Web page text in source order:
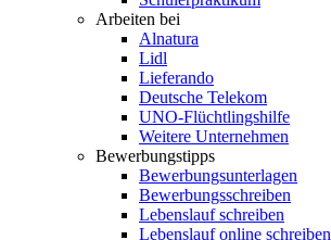
Arbeiten bei
Alnatura
Lidl
Lieferando
Deutsche Telekom
UNO-Flüchtlingshilfe
Weitere Unternehmen
Bewerbungstipps
Bewerbungsunterlagen
Bewerbungsschreiben
Lebenslauf schreiben
Lebenslauf online schreiben